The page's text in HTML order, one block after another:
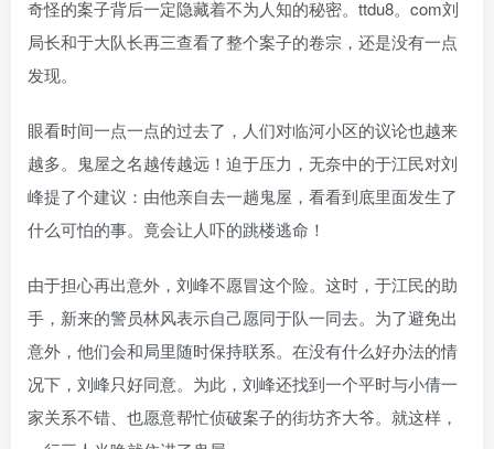
奇怪的案子背后一定隐藏着不为人知的秘密。ttdu8。com刘
局长和于大队长再三查看了整个案子的卷宗，还是没有一点
发现。
眼看时间一点一点的过去了，人们对临河小区的议论也越来
越多。鬼屋之名越传越远！迫于压力，无奈中的于江民对刘
峰提了个建议：由他亲自去一趟鬼屋，看看到底里面发生了
什么可怕的事。竟会让人吓的跳楼逃命！
由于担心再出意外，刘峰不愿冒这个险。这时，于江民的助
手，新来的警员林风表示自己愿同于队一同去。为了避免出
意外，他们会和局里随时保持联系。在没有什么好办法的情
况下，刘峰只好同意。为此，刘峰还找到一个平时与小倩一
家关系不错、也愿意帮忙侦破案子的街坊齐大爷。就这样，